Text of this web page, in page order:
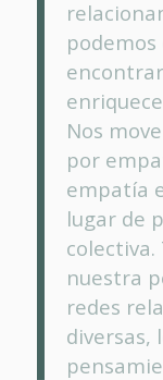
Nos
por
empatía
lugar de
nuestra
redes